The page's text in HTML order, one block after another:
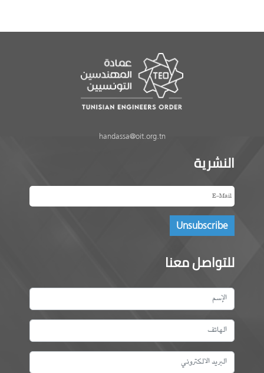
handassa@oit.org.tn
النشرية
للتواصل معنا